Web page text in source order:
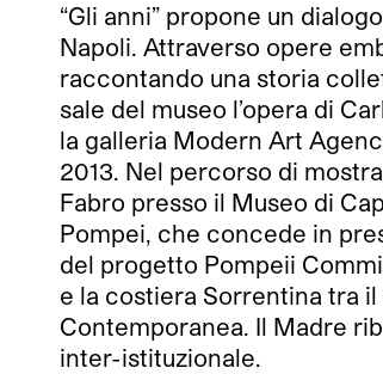
“Gli anni” propone un
Napoli. Attraverso opere
raccontando una storia
sale del museo l’opera di
la galleria Modern Art
2013. Nel percorso di
Fabro presso il Museo di
Pompei, che concede in
del progetto Pompeii
e la costiera Sorrentina tra
Contemporanea. Il Madre
inter-istituzionale.